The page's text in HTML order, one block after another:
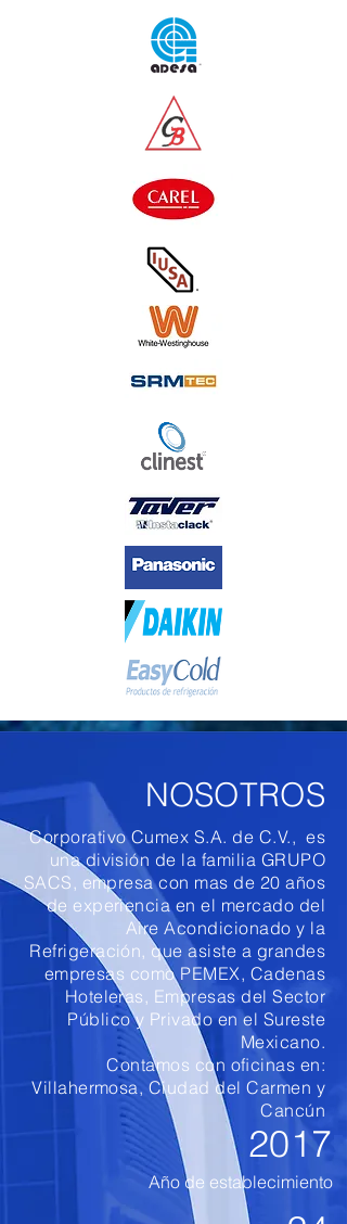
NOSOTROS
Corporativo Cumex S.A. de C.V., es
una división de la familia GRUPO
SACS, empresa con mas de 20 años
de experiencia en el mercado del
Aire Acondicionado y la
Refrigeración, que asiste a grandes
empresas como PEMEX, Cadenas
Hoteleras, Empresas del Sector
Público y Privado en el Sureste
Mexicano.
Contamos con oﬁcinas en:
Villahermosa, Ciudad del Carmen y
Cancún
2017
Año de establecimiento
InnoTech Apps